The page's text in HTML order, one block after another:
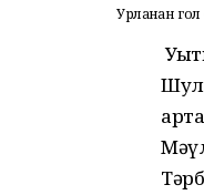
Урланған
Шул